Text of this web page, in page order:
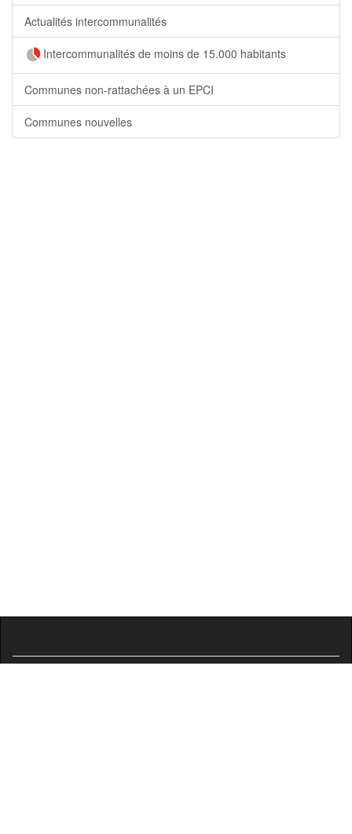
Actualités intercommunalités
Intercommunalités de moins de 15.000 habitants
Communes non-rattachées à un EPCI
Communes nouvelles